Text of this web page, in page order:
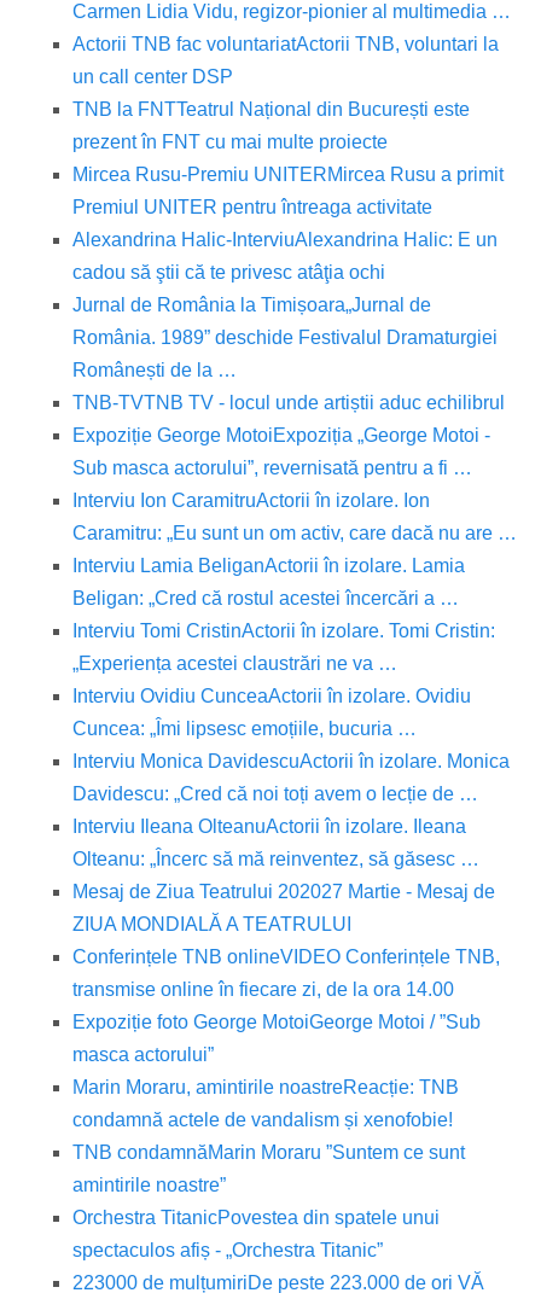
Carmen Lidia Vidu, regizor-pionier al multimedia …
Actorii TNB fac voluntariatActorii TNB, voluntari la
un call center DSP
TNB la FNTTeatrul Național din București este
prezent în FNT cu mai multe proiecte
Mircea Rusu-Premiu UNITERMircea Rusu a primit
Premiul UNITER pentru întreaga activitate
Alexandrina Halic-InterviuAlexandrina Halic: E un
cadou să ştii că te privesc atâţia ochi
Jurnal de România la Timișoara„Jurnal de
România. 1989” deschide Festivalul Dramaturgiei
Românești de la …
TNB-TVTNB TV - locul unde artiștii aduc echilibrul
Expoziție George MotoiExpoziția „George Motoi -
Sub masca actorului”, revernisată pentru a fi …
Interviu Ion CaramitruActorii în izolare. Ion
Caramitru: „Eu sunt un om activ, care dacă nu are …
Interviu Lamia BeliganActorii în izolare. Lamia
Beligan: „Cred că rostul acestei încercări a …
Interviu Tomi CristinActorii în izolare. Tomi Cristin:
„Experiența acestei claustrări ne va …
Interviu Ovidiu CunceaActorii în izolare. Ovidiu
Cuncea: „Îmi lipsesc emoțiile, bucuria …
Interviu Monica DavidescuActorii în izolare. Monica
Davidescu: „Cred că noi toți avem o lecție de …
Interviu Ileana OlteanuActorii în izolare. Ileana
Olteanu: „Încerc să mă reinventez, să găsesc …
Mesaj de Ziua Teatrului 202027 Martie - Mesaj de
ZIUA MONDIALĂ A TEATRULUI
Conferințele TNB onlineVIDEO Conferințele TNB,
transmise online în fiecare zi, de la ora 14.00
Expoziție foto George MotoiGeorge Motoi / ”Sub
masca actorului”
Marin Moraru, amintirile noastreReacție: TNB
condamnă actele de vandalism și xenofobie!
TNB condamnăMarin Moraru ”Suntem ce sunt
amintirile noastre”
Orchestra TitanicPovestea din spatele unui
spectaculos afiș - „Orchestra Titanic”
223000 de mulțumiriDe peste 223.000 de ori VĂ